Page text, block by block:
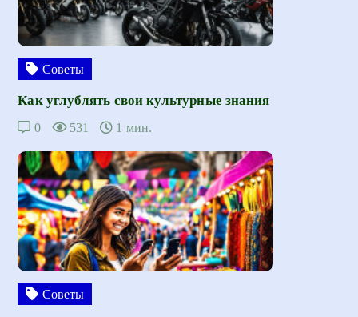
Советы
Как углублять свои культурные знания
0 531 1 мин.
Советы